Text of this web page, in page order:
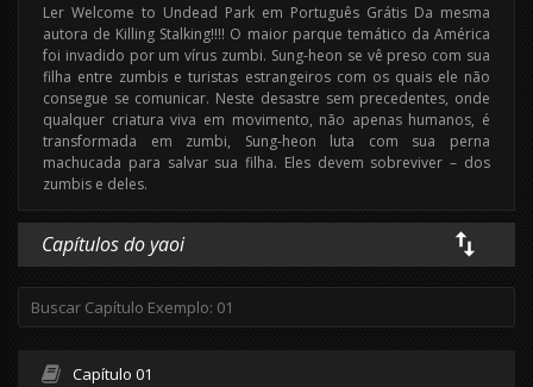
Ler Welcome to Undead Park em Português Grátis Da mesma
autora de Killing Stalking!!!! O maior parque temático da América
foi invadido por um vírus zumbi. Sung-heon se vê preso com sua
filha entre zumbis e turistas estrangeiros com os quais ele não
consegue se comunicar. Neste desastre sem precedentes, onde
qualquer criatura viva em movimento, não apenas humanos, é
transformada em zumbi, Sung-heon luta com sua perna
machucada para salvar sua filha. Eles devem sobreviver – dos
zumbis e deles.
Capítulos do yaoi
Capítulo 01